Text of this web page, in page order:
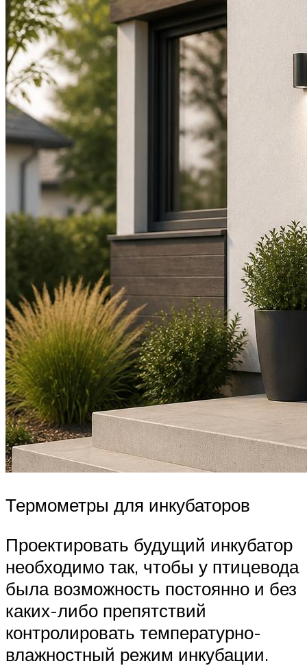
Термометры для инкубаторов
Проектировать будущий инкубатор
необходимо так, чтобы у птицевода
была возможность постоянно и без
каких-либо препятствий
контролировать температурно-
влажностный режим инкубации.